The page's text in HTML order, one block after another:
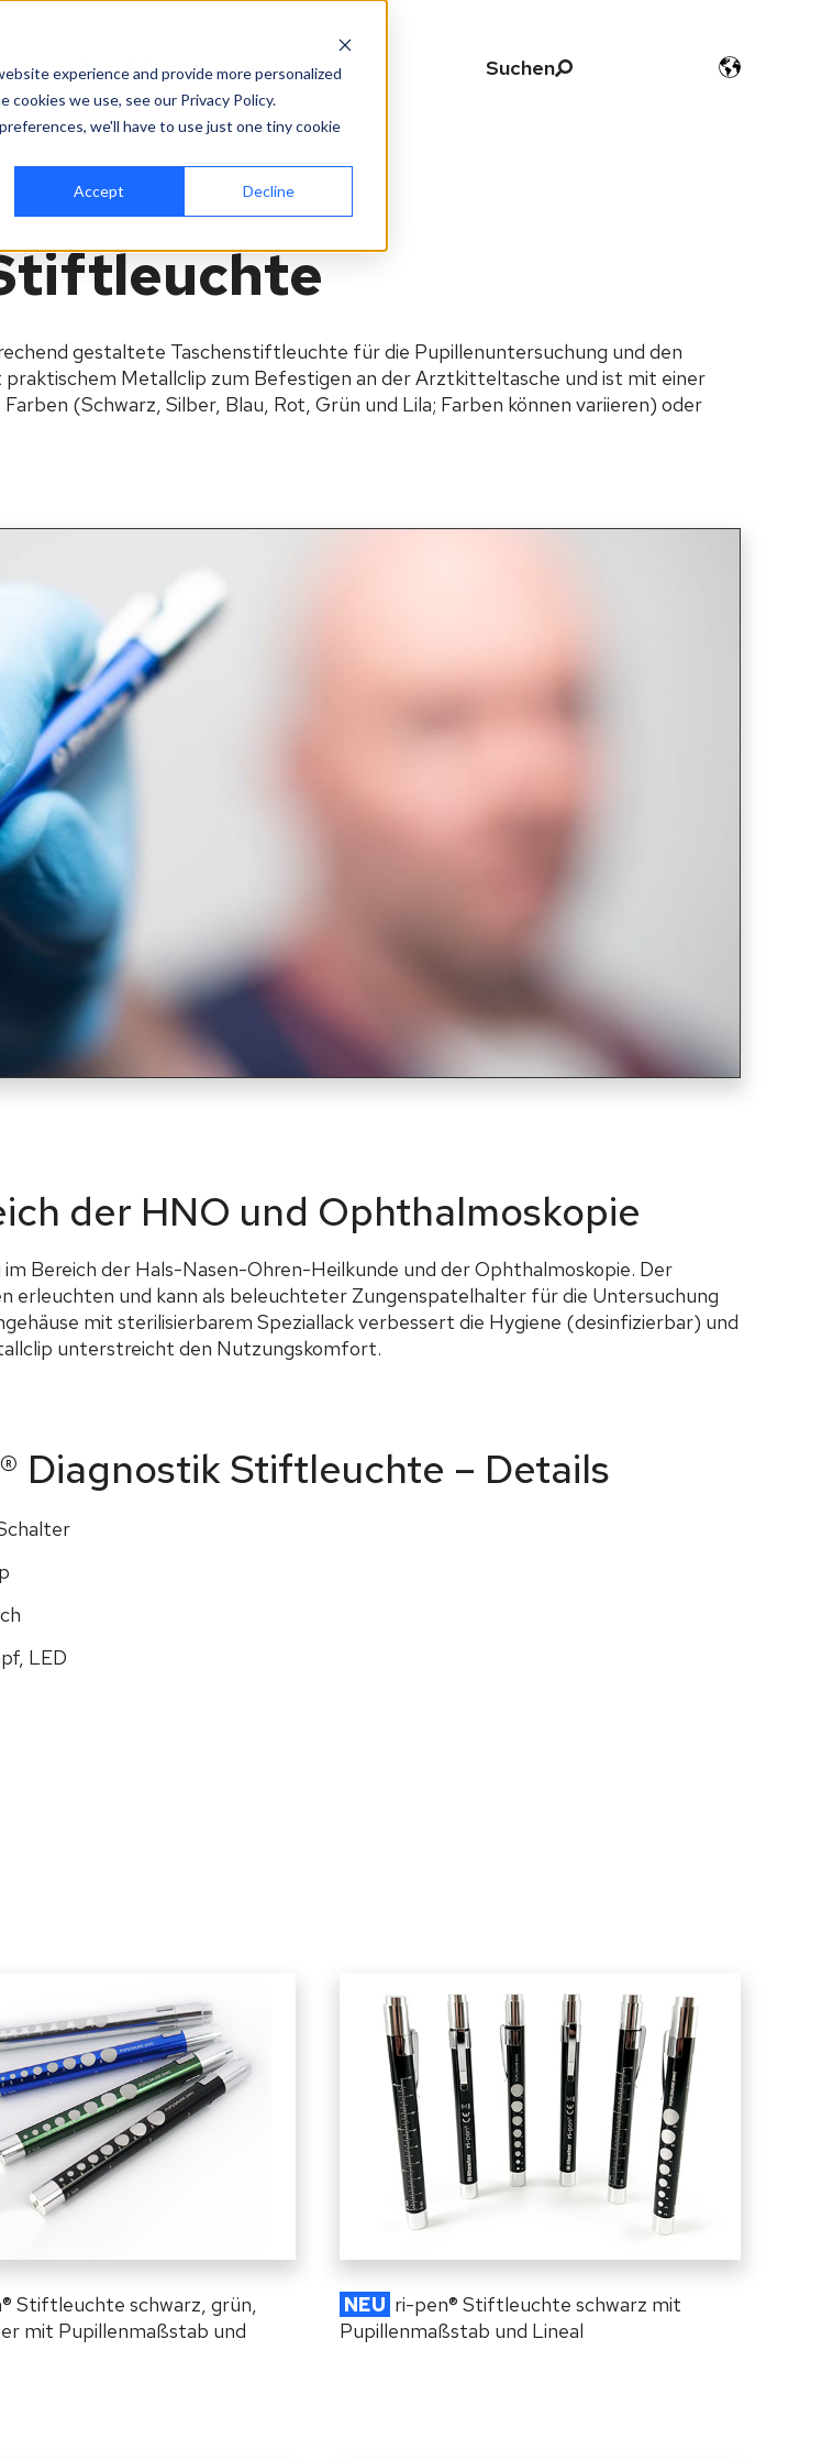
experience and provide more personalized
we use, see our Privacy Policy.
we'll have to use just one tiny cookie
Accept Decline
News & Events Kontakt Suchen
gestaltete Taschenstiftleuchte für die Pupillenuntersuchung und den
Metallclip zum Befestigen an der Arztkitteltasche und ist mit einer
(Schwarz, Silber, Blau, Rot, Grün und Lila; Farben können variieren) oder
der HNO und Ophthalmoskopie
Bereich der Hals-Nasen-Ohren-Heilkunde und der Ophthalmoskopie. Der
erleuchten und kann als beleuchteter Zungenspatelhalter für die Untersuchung
mit sterilisierbarem Speziallack verbessert die Hygiene (desinfizierbar) und
unterstreicht den Nutzungskomfort.
Diagnostik Stiftleuchte – Details
LED
® Stiftleuchte schwarz, grün,
mit Pupillenmaßstab und
NEU ri-pen® Stiftleuchte schwarz mit
Pupillenmaßstab und Lineal